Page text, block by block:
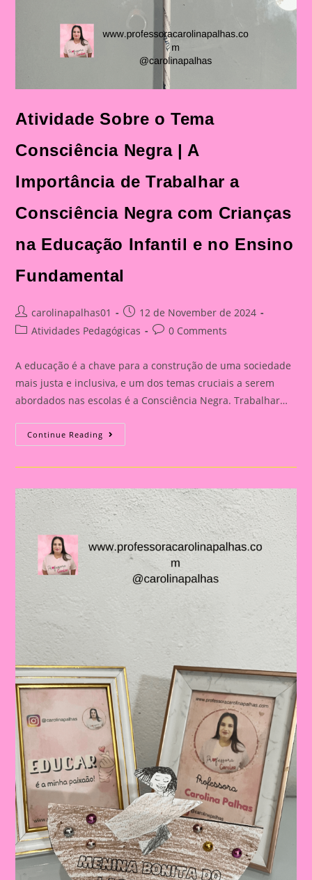
Atividade Sobre o Tema
Consciência Negra | A
Importância de Trabalhar a
Consciência Negra com Crianças
na Educação Infantil e no Ensino
Fundamental
Post
author:
carolinapalhas01
Post
published:
12 de November de 2024
PostAtividades Pedagógicas
Post0 Comments
A educação é a chave para a construção de uma sociedade
mais justa e inclusiva, e um dos temas cruciais a serem
abordados nas escolas é a Consciência Negra. Trabalhar…
Continue Reading Atividade
Sobre
Tema
|
A
Importância
De
Trabalhar
A
Consciência
Negra
Crianças
Educação
No
Fundamental